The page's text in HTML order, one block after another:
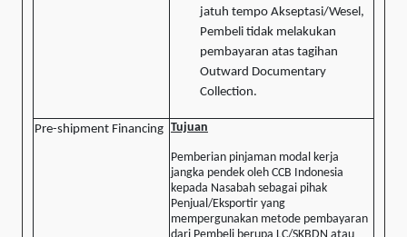
jatuh tempo Akseptasi/Wesel,
Pembeli tidak melakukan
pembayaran atas tagihan
Outward Documentary
Collection.
Pre-shipment Financing Tujuan
Pemberian pinjaman modal kerja
jangka pendek oleh CCB Indonesia
kepada Nasabah sebagai pihak
Penjual/Eksportir yang
mempergunakan metode pembayaran